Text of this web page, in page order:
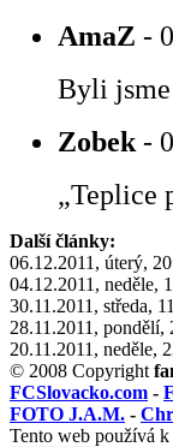
AmaZ -
Byli jsme
Zobek -
„Teplice
Další články:
06.12.2011, úterý,
04.12.2011, neděle,
30.11.2011, středa,
28.11.2011, pondělí,
20.11.2011, neděle,
© 2008 Copyright
FCSlovacko.com -
FOTO J.A.M. -
Tento web používá